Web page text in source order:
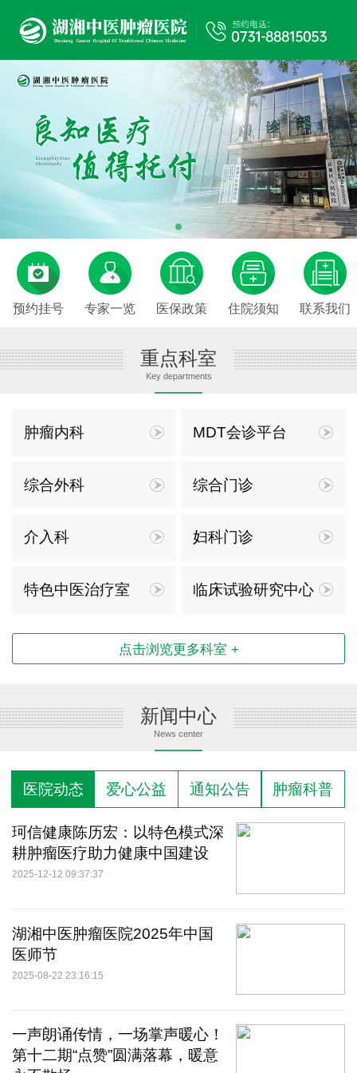
预约挂号 专家一览 医保政策 住院须知 联系我们
重点科室
Key departments
肿瘤内科 MDT会诊平台
综合外科 综合门诊
介入科 妇科门诊
特色中医治疗室 临床试验研究中心
点击浏览更多科室 +
新闻中心
News center
医院动态 爱心公益 通知公告 肿瘤科普
珂信健康陈历宏：以特色模式深
耕肿瘤医疗助力健康中国建设
2025-12-12 09:37:37
湖湘中医肿瘤医院2025年中国
医师节
2025-08-22 23:16:15
一声朗诵传情，一场掌声暖心！
第十二期“点赞”圆满落幕，暖意